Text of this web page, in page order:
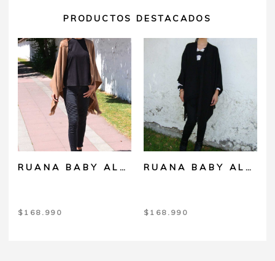
PRODUCTOS DESTACADOS
RUANA BABY ALPACA CAMEL
$ 168.990
RUANA BABY ALPACA NEGRO
$ 168.990